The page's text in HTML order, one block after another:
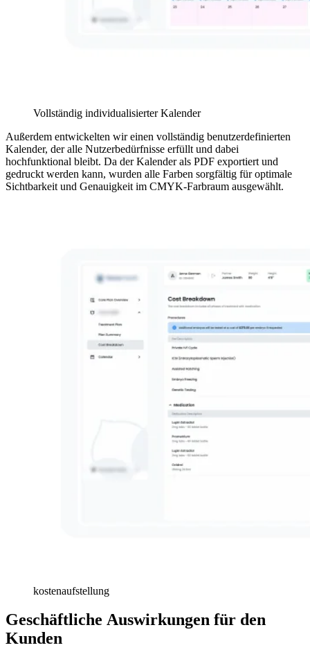
Vollständig individualisierter Kalender
Außerdem entwickelten wir einen vollständig benutzerdefinierten
Kalender, der alle Nutzerbedürfnisse erfüllt und dabei
hochfunktional bleibt. Da der Kalender als PDF exportiert und
gedruckt werden kann, wurden alle Farben sorgfältig für optimale
Sichtbarkeit und Genauigkeit im CMYK-Farbraum ausgewählt.
kostenaufstellung
Geschäftliche Auswirkungen für den
Kunden